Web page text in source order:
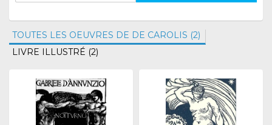
TOUTES LES OEUVRES DE DE CAROLIS (2)
LIVRE ILLUSTRÉ (2)